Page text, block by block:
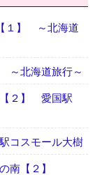
１】 ～北海道
～北海道旅行～
２】 愛国駅
コスモール大樹
南【２】